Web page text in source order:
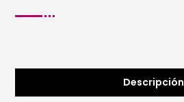
Descripción